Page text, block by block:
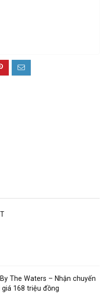
The Waters – Nhận chuyến
168 triệu đồng